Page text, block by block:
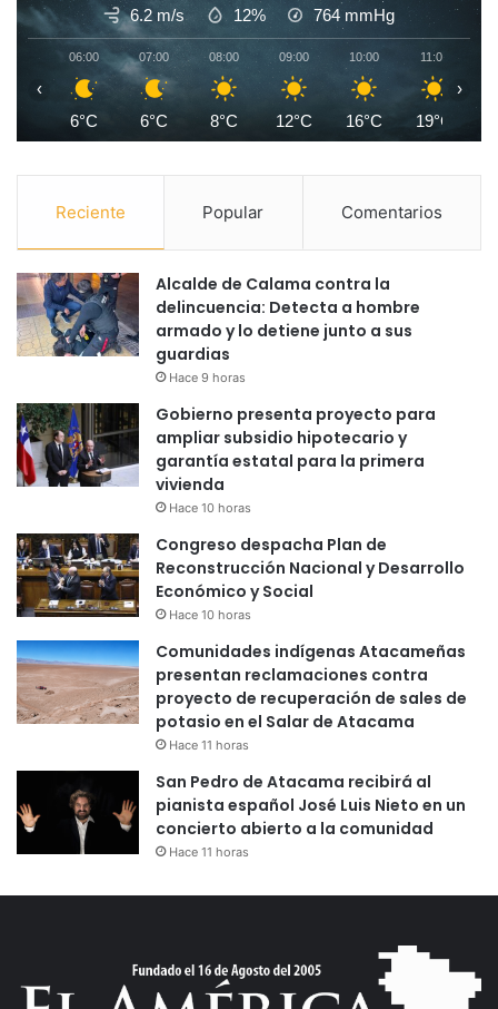
6.2 m/s 12% 764 mmHg
06:00
6°C
07:00
6°C
08:00
8°C
09:00
12°C
10:00
16°C
11:00
19°C
‹ ›
Reciente Popular Comentarios
Alcalde de Calama contra la
delincuencia: Detecta a hombre
armado y lo detiene junto a sus
guardias
Hace 9 horas
Gobierno presenta proyecto para
ampliar subsidio hipotecario y
garantía estatal para la primera
vivienda
Hace 10 horas
Congreso despacha Plan de
Reconstrucción Nacional y Desarrollo
Económico y Social
Hace 10 horas
Comunidades indígenas Atacameñas
presentan reclamaciones contra
proyecto de recuperación de sales de
potasio en el Salar de Atacama
Hace 11 horas
San Pedro de Atacama recibirá al
pianista español José Luis Nieto en un
concierto abierto a la comunidad
Hace 11 horas